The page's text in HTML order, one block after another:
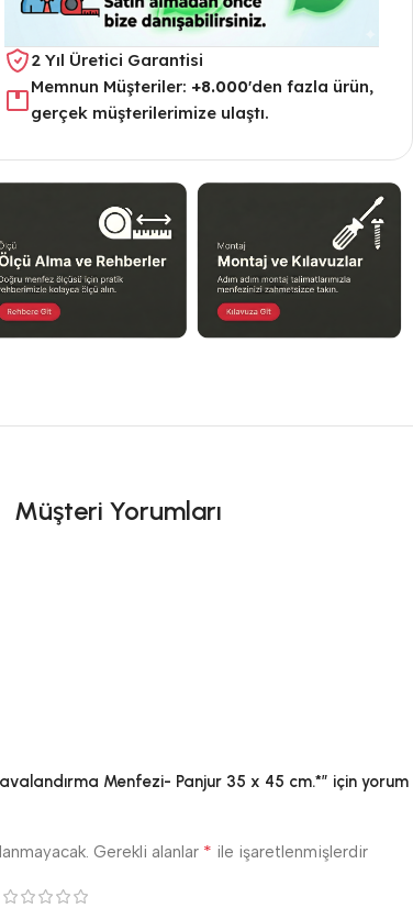
2 Yıl Üretici Garantisi
Memnun Müşteriler: +8.000'den fazla ürün,
gerçek müşterilerimize ulaştı.
Müşteri Yorumları
Menfezi- Panjur 35 x 45 cm.*” için yorum
Gerekli alanlar * ile işaretlenmişlerdir